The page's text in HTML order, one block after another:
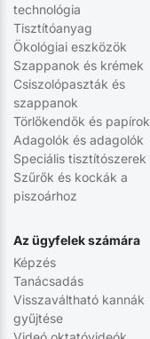
technológia
Tisztítóanyag
Ökológiai eszközök
Szappanok és krémek
Csiszolópaszták és
szappanok
Törlőkendők és papírok
Adagolók és adagolók
Speciális tisztítószerek
Szűrők és kockák a
piszoárhoz
Az ügyfelek számára
Képzés
Tanácsadás
Visszaváltható kannák
gyűjtése